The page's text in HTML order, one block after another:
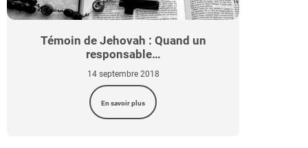
Témoin de Jehovah : Quand un
responsable…
14 septembre 2018
En savoir plus